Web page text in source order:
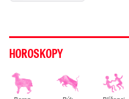
HOROSKOPY